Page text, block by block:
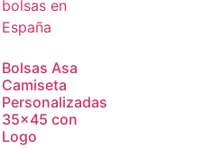
Bolsas Asa
Camiseta
Personalizadas
35×45 con
Logo